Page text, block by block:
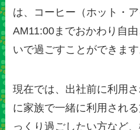
は、コーヒー（ホット・
AM11:00までおかわり自
いで過ごすことができます
現在では、出社前に利用
に家族で一緒に利用され
っくり過ごしたい方など